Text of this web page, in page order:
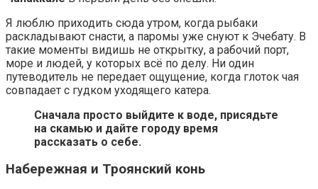
Я люблю приходить сюда утром, когда рыбаки
раскладывают снасти, а паромы уже снуют к Эчебату. В
такие моменты видишь не открытку, а рабочий порт,
море и людей, у которых всё по делу. Ни один
путеводитель не передает ощущение, когда глоток чая
совпадает с гудком уходящего катера.
Сначала просто выйдите к воде, присядьте
на скамью и дайте городу время
рассказать о себе.
Набережная и Троянский конь